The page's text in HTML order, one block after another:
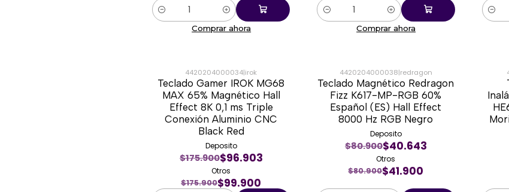
Cantidad
Comprar ahora
Cantidad
Comprar ahora
-43%
4420204000034|irok
Teclado Gamer IROK MG68
MAX 65% Magnético Hall
Effect 8K 0,1 ms Triple
Conexión Aluminio CNC
Black Red
Deposito
$175.900$96.903
Otros
$175.900$99.900
-48%
4420204000038|redragon
Teclado Magnético Redragon
Fizz K617-MP-RGB 60%
Español (ES) Hall Effect
8000 Hz RGB Negro
Deposito
$80.900$40.643
Otros
$80.900$41.900
-